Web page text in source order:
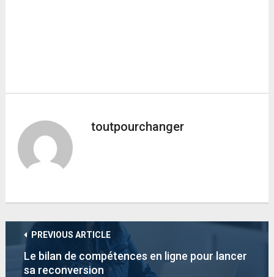
toutpourchanger
PREVIOUS ARTICLE
Le bilan de compétences en ligne pour lancer
sa reconversion